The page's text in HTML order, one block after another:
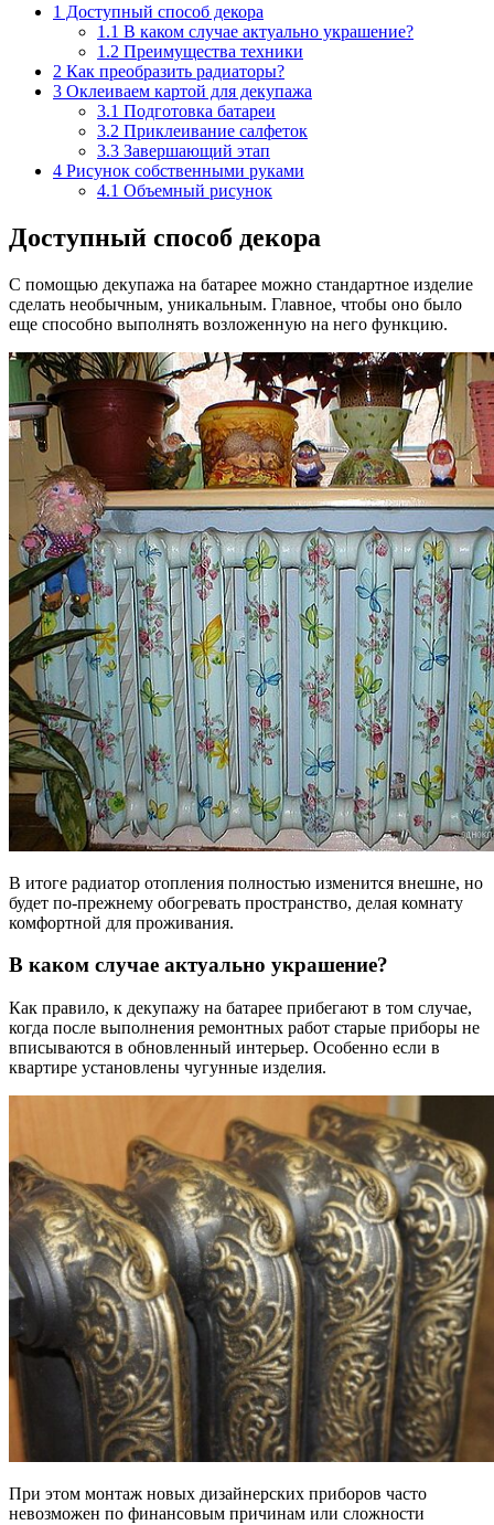
1 Доступный способ декора
1.1 В каком случае актуально украшение?
1.2 Преимущества техники
2 Как преобразить радиаторы?
3 Оклеиваем картой для декупажа
3.1 Подготовка батареи
3.2 Приклеивание салфеток
3.3 Завершающий этап
4 Рисунок собственными руками
4.1 Объемный рисунок
Доступный способ декора
С помощью декупажа на батарее можно стандартное изделие
сделать необычным, уникальным. Главное, чтобы оно было
еще способно выполнять возложенную на него функцию.
В итоге радиатор отопления полностью изменится внешне, но
будет по-прежнему обогревать пространство, делая комнату
комфортной для проживания.
В каком случае актуально украшение?
Как правило, к декупажу на батарее прибегают в том случае,
когда после выполнения ремонтных работ старые приборы не
вписываются в обновленный интерьер. Особенно если в
квартире установлены чугунные изделия.
При этом монтаж новых дизайнерских приборов часто
невозможен по финансовым причинам или сложности